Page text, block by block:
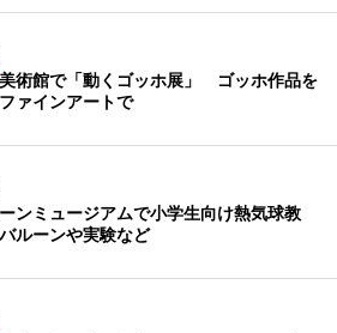
術館で「動くゴッホ展」 ゴッホ作品を
ァインアートで
ンミュージアムで小学生向け熱気球教
ルーンや実験など